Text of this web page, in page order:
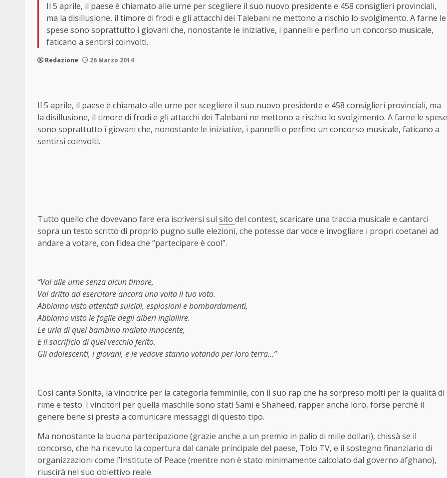
Il 5 aprile, il paese è chiamato alle urne per scegliere il suo nuovo presidente e 458 consiglieri provinciali,
ma la disillusione, il timore di frodi e gli attacchi dei Talebani ne mettono a rischio lo svolgimento. A farne le
spese sono soprattutto i giovani che, nonostante le iniziative, i pannelli e perfino un concorso musicale,
faticano a sentirsi coinvolti.
Redazione 26 Marzo 2014
Il 5 aprile, il paese è chiamato alle urne per scegliere il suo nuovo presidente e 458 consiglieri provinciali, ma
la disillusione, il timore di frodi e gli attacchi dei Talebani ne mettono a rischio lo svolgimento. A farne le spese
sono soprattutto i giovani che, nonostante le iniziative, i pannelli e perfino un concorso musicale, faticano a
sentirsi coinvolti.
Tutto quello che dovevano fare era iscriversi sul sito del contest, scaricare una traccia musicale e cantarci
sopra un testo scritto di proprio pugno sulle elezioni, che potesse dar voce e invogliare i propri coetanei ad
andare a votare, con l’idea che “partecipare è cool”.
“Vai alle urne senza alcun timore,
Vai dritto ad esercitare ancora una volta il tuo voto.
Abbiamo visto attentati suicidi, esplosioni e bombardamenti,
Abbiamo visto le foglie degli alberi ingiallire.
Le urla di quel bambino malato innocente,
E il sacrificio di quel vecchio ferito.
Gli adolescenti, i giovani, e le vedove stanno votando per loro terra…”
Così canta Sonita, la vincitrice per la categoria femminile, con il suo rap che ha sorpreso molti per la qualità di
rime e testo. I vincitori per quella maschile sono stati Sami e Shaheed, rapper anche loro, forse perché il
genere bene si presta a comunicare messaggi di questo tipo.
Ma nonostante la buona partecipazione (grazie anche a un premio in palio di mille dollari), chissà se il
concorso, che ha ricevuto la copertura dal canale principale del paese, Tolo TV, e il sostegno finanziario di
organizzazioni come l’Institute of Peace (mentre non è stato minimamente calcolato dal governo afghano),
riuscirà nel suo obiettivo reale.